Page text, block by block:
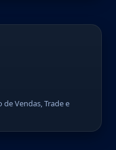
Vendas, Trade e